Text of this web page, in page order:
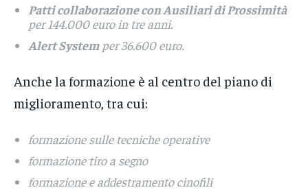
Patti collaborazione con Ausiliari di Prossimità
per 144.000 euro in tre anni.
Alert Systemper 36.600 euro.
Anche la formazione è al centro del piano di
miglioramento, tra cui:
formazione sulle tecniche operative
formazione tiro a segno
formazione e addestramento cinofili